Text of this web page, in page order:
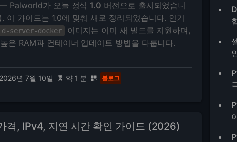
— Palworld가 오늘 정식 1.0 버전으로 출시되었습니
이 가이드는 1.0에 맞춰 새로 정리되었습니다. 인기
server-docker
이미지는 이미 새 빌드를 지원하며,
은 RAM과 컨테이너 업데이트 방법을 다룹니다.
2026년 7월 10일 약 1 분 블로그
격, IPv4, 지연 시간 확인 가이드 (2026)